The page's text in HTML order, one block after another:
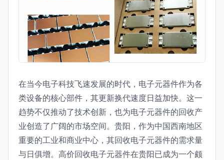
在当今电子科技飞速发展的时代，电子元器件作为各
类设备的核心部件，其更新换代速度日益加快。这一
趋势不仅推动了技术创新，也为电子元器件的回收产
业创造了广阔的市场空间。贵阳，作为中国西南地区
重要的工业和商业中心，其回收电子元器件的需求量
与日俱增。高价回收电子元器件在贵阳已成为一个颇